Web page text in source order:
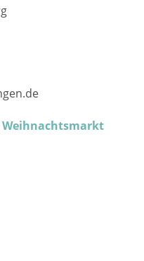
Weihnachtsmarkt